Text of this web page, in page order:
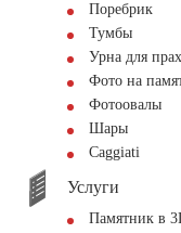
Поребрик
Тумбы
Урна для
Фото на
Фотоовалы
Шары
Сaggiati
Услуги
Памятник в